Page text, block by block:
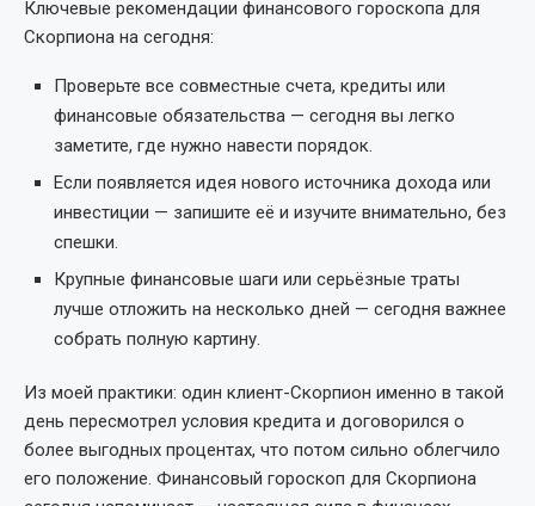
Ключевые рекомендации финансового гороскопа для
Скорпиона на сегодня:
Проверьте все совместные счета, кредиты или
финансовые обязательства — сегодня вы легко
заметите, где нужно навести порядок.
Если появляется идея нового источника дохода или
инвестиции — запишите её и изучите внимательно, без
спешки.
Крупные финансовые шаги или серьёзные траты
лучше отложить на несколько дней — сегодня важнее
собрать полную картину.
Из моей практики: один клиент-Скорпион именно в такой
день пересмотрел условия кредита и договорился о
более выгодных процентах, что потом сильно облегчило
его положение. Финансовый гороскоп для Скорпиона